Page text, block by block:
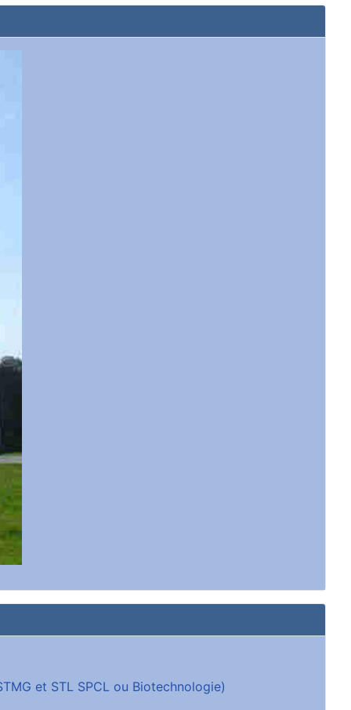
et STL SPCL ou Biotechnologie)